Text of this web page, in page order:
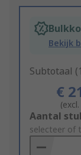
Bekijk
Subtotaal
€
Add
to
Basket
Aantal
selecteer of